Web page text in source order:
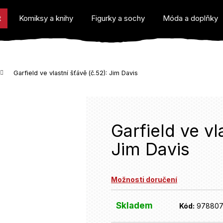
Komiksy a knihy Figurky a sochy Móda a doplňky
Garfield ve vlastní šťávě (č.52): Jim Davis
Garfield ve
Jim Davis
Možnosti doručení
Skladem Kód: